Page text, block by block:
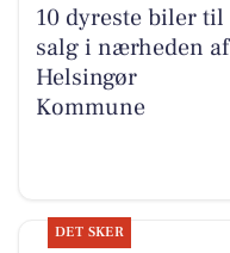
10 dyreste biler til
salg i nærheden af
Helsingør
Kommune
DET SKER